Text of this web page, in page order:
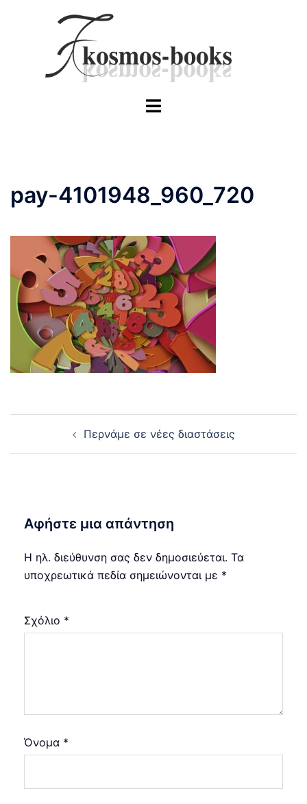
Toggle
pay-4101948_960_720
navigationΠερνάμε σε νέες διαστάσεις
Αφήστε μια απάντηση
Η ηλ. διεύθυνση σας δεν δημοσιεύεται. Τα
υποχρεωτικά πεδία σημειώνονται με *
Σχόλιο *
Όνομα *